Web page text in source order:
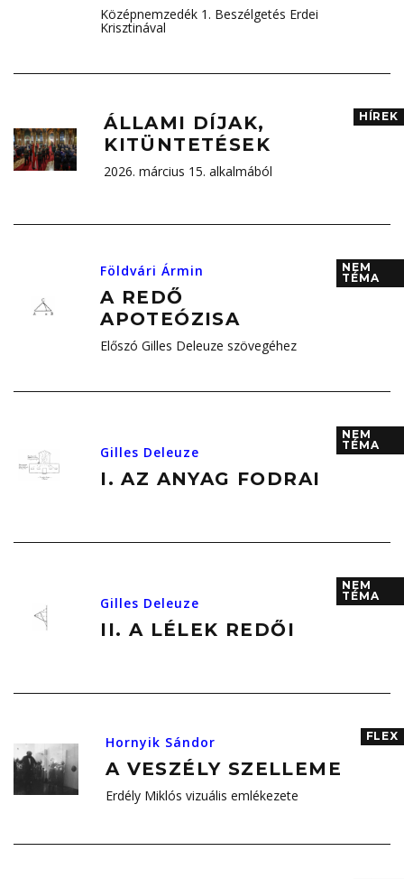
Középnemzedék 1. Beszélgetés Erdei
Krisztinával
ÁLLAMI DÍJAK,
KITÜNTETÉSEK
2026. március 15. alkalmából
HÍREK
Földvári Ármin
A REDŐ
APOTEÓZISA
Előszó Gilles Deleuze szövegéhez
NEM
TÉMA
Gilles Deleuze
I. AZ ANYAG FODRAI
NEM
TÉMA
Gilles Deleuze
II. A LÉLEK REDŐI
NEM
TÉMA
Hornyik Sándor
A VESZÉLY SZELLEME
Erdély Miklós vizuális emlékezete
FLEX